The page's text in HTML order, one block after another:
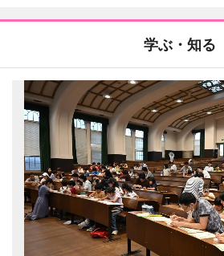
学ぶ・知る